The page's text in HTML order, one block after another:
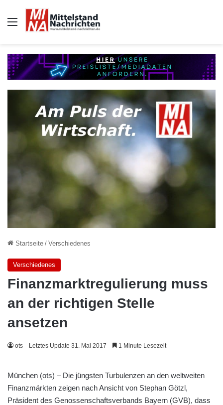
Auswahl
Startseite / Verschiedenes
Verschiedenes
Finanzmarktregulierung muss
an der richtigen Stelle
ansetzen
ots Letztes Update 31. Mai 2017 1 Minute Lesezeit
München (ots) – Die jüngsten Turbulenzen an den weltweiten
Finanzmärkten zeigen nach Ansicht von Stephan Götzl,
Präsident des Genossenschaftsverbands Bayern (GVB), dass